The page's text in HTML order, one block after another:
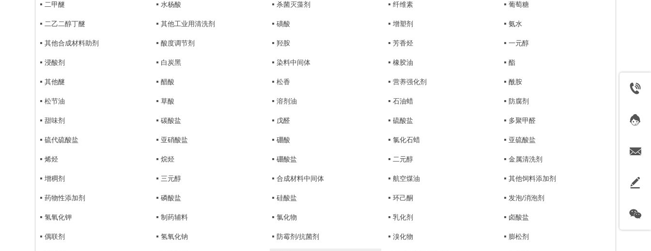
二甲醚 水杨酸 杀菌灭藻剂 纤维素 葡萄糖
二乙二醇丁醚 其他工业用清洗剂 磺酸 增塑剂 氨水
其他合成材料助剂 酸度调节剂 羟胺 芳香烃 一元醇
浸酸剂 白炭黑 染料中间体 橡胶油 酯
其他醚 醋酸 松香 营养强化剂 酰胺
松节油 草酸 溶剂油 石油蜡 防腐剂
甜味剂 碳酸盐 戊醛 硫酸盐 多聚甲醛
硫代硫酸盐 亚硝酸盐 硼酸 氯化石蜡 亚硫酸盐
烯烃 烷烃 硼酸盐 二元醇 金属清洗剂
增稠剂 三元醇 合成材料中间体 航空煤油 其他饲料添加剂
药物性添加剂 磷酸盐 硅酸盐 环己酮 发泡/消泡剂
氢氧化钾 制药辅料 氯化物 乳化剂 卤酸盐
偶联剂 氢氧化钠 防霉剂/抗菌剂 溴化物 膨松剂